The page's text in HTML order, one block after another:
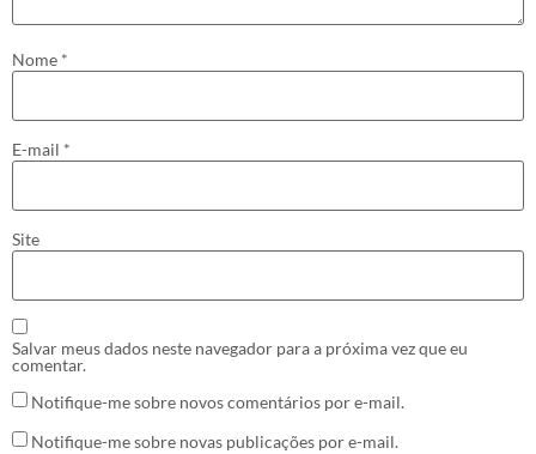
Nome *
E-mail *
Site
Salvar meus dados neste navegador para a próxima vez que eu
comentar.
Notifique-me sobre novos comentários por e-mail.
Notifique-me sobre novas publicações por e-mail.